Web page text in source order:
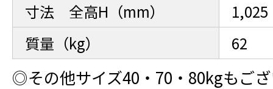
寸法 全高H（mm）
1,025
質量（kg）
62
◎その他サイズ40・70・80kgもご